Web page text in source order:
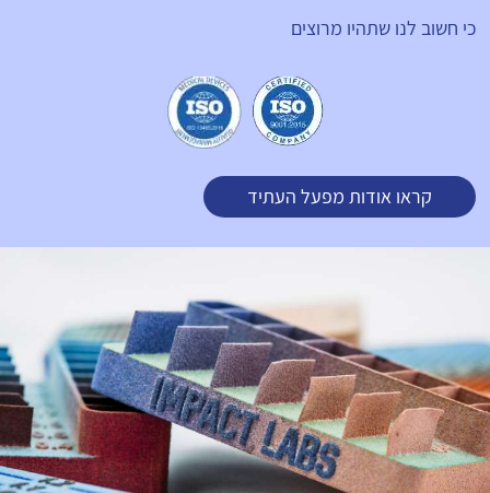
כי חשוב לנו שתהיו מרוצים
קראו אודות מפעל העתיד